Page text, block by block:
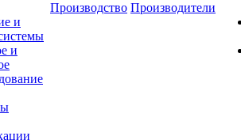
и
и
Производство Производители